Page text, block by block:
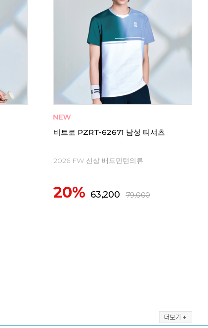
비트로 PZRT-62675 남성 티셔츠
2026 FW 신상 배드민턴의류
20% 63,200 79,000